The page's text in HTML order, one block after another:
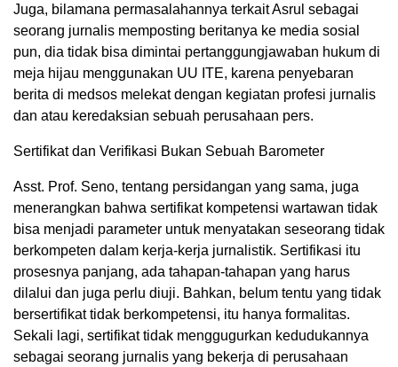
Juga, bilamana permasalahannya terkait Asrul sebagai
seorang jurnalis memposting beritanya ke media sosial
pun, dia tidak bisa dimintai pertanggungjawaban hukum di
meja hijau menggunakan UU ITE, karena penyebaran
berita di medsos melekat dengan kegiatan profesi jurnalis
dan atau keredaksian sebuah perusahaan pers.
Sertifikat dan Verifikasi Bukan Sebuah Barometer
Asst. Prof. Seno, tentang persidangan yang sama, juga
menerangkan bahwa sertifikat kompetensi wartawan tidak
bisa menjadi parameter untuk menyatakan seseorang tidak
berkompeten dalam kerja-kerja jurnalistik. Sertifikasi itu
prosesnya panjang, ada tahapan-tahapan yang harus
dilalui dan juga perlu diuji. Bahkan, belum tentu yang tidak
bersertifikat tidak berkompetensi, itu hanya formalitas.
Sekali lagi, sertifikat tidak menggugurkan kedudukannya
sebagai seorang jurnalis yang bekerja di perusahaan